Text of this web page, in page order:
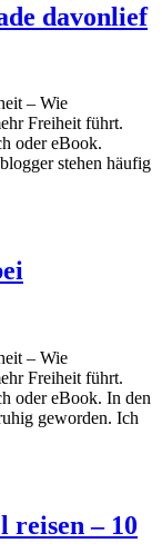
davonlief
– Wie
Freiheit führt.
oder eBook.
stehen häufig
– Wie
Freiheit führt.
oder eBook. In den
geworden. Ich
reisen – 10